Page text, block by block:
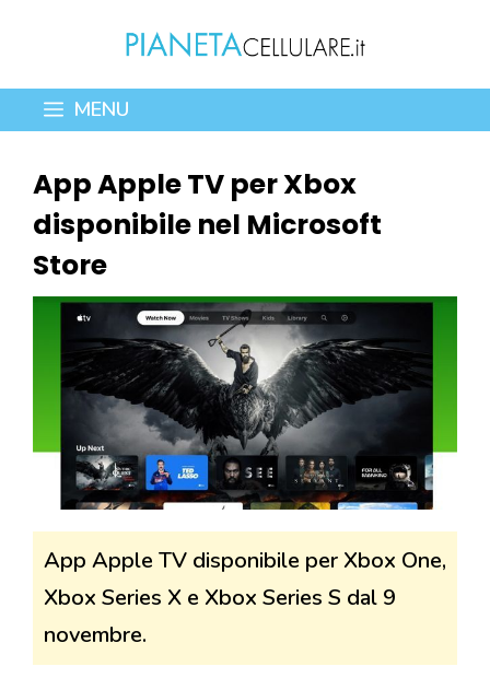
contenuto
MENU
App Apple TV per Xbox
disponibile nel Microsoft
Store
App Apple TV disponibile per Xbox One,
Xbox Series X e Xbox Series S dal 9
novembre.